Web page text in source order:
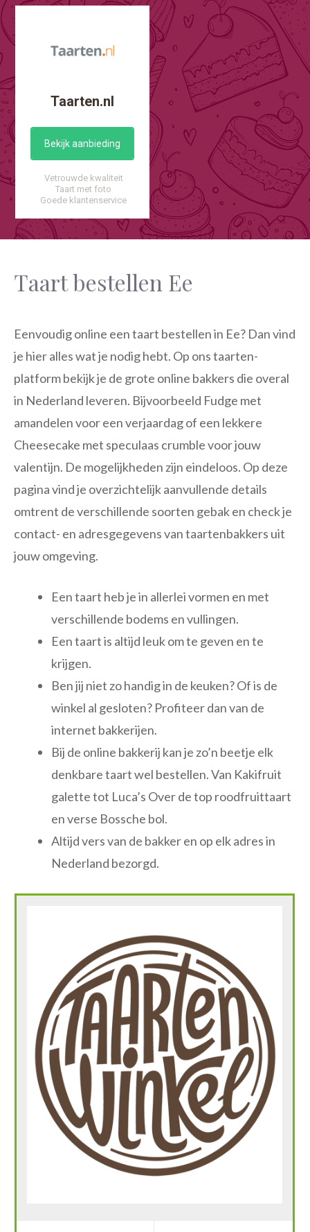
Taarten.nl
Bekijk aanbieding
Vetrouwde kwaliteit
Taart met foto
Goede klantenservice
Taart bestellen Ee
Eenvoudig online een taart bestellen in Ee? Dan vind
je hier alles wat je nodig hebt. Op ons taarten-
platform bekijk je de grote online bakkers die overal
in Nederland leveren. Bijvoorbeeld Fudge met
amandelen voor een verjaardag of een lekkere
Cheesecake met speculaas crumble voor jouw
valentijn. De mogelijkheden zijn eindeloos. Op deze
pagina vind je overzichtelijk aanvullende details
omtrent de verschillende soorten gebak en check je
contact- en adresgegevens van taartenbakkers uit
jouw omgeving.
Een taart heb je in allerlei vormen en met
verschillende bodems en vullingen.
Een taart is altijd leuk om te geven en te
krijgen.
Ben jij niet zo handig in de keuken? Of is de
winkel al gesloten? Profiteer dan van de
internet bakkerijen.
Bij de online bakkerij kan je zo’n beetje elk
denkbare taart wel bestellen. Van Kakifruit
galette tot Luca’s Over de top roodfruittaart
en verse Bossche bol.
Altijd vers van de bakker en op elk adres in
Nederland bezorgd.